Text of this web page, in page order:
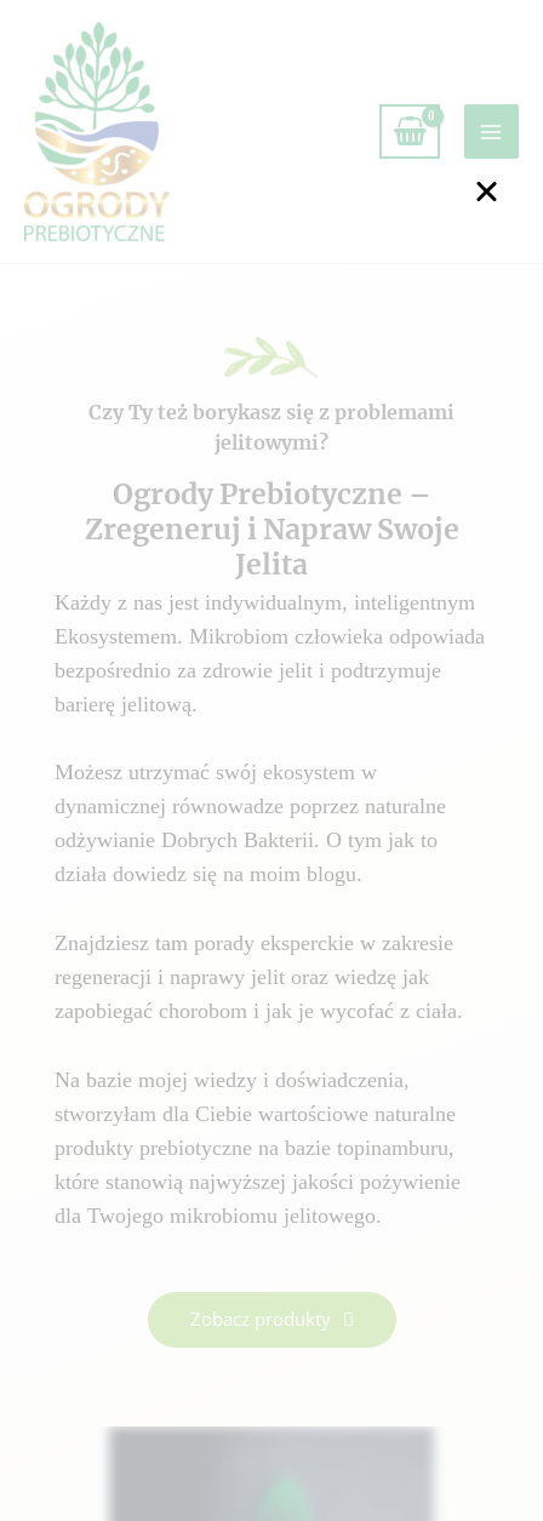
Czy Ty też borykasz się z problemami
jelitowymi?
Ogrody Prebiotyczne –
Zregeneruj i Napraw Swoje
Jelita
Każdy z nas jest indywidualnym, inteligentnym
Ekosystemem. Mikrobiom człowieka odpowiada
bezpośrednio za zdrowie jelit i podtrzymuje
barierę jelitową.
Możesz utrzymać swój ekosystem w
dynamicznej równowadze poprzez naturalne
odżywianie Dobrych Bakterii. O tym jak to
działa dowiedz się na moim blogu.
Znajdziesz tam porady eksperckie w zakresie
regeneracji i naprawy jelit oraz wiedzę jak
zapobiegać chorobom i jak je wycofać z ciała.
Na bazie mojej wiedzy i doświadczenia,
stworzyłam dla Ciebie wartościowe naturalne
produkty prebiotyczne na bazie topinamburu,
które stanowią najwyższej jakości pożywienie
dla Twojego mikrobiomu jelitowego.
Zobacz produkty